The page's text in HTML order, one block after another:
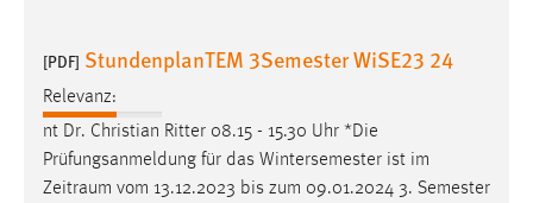
[PDF] StundenplanTEM 3Semester WiSE23 24
Relevanz:
nt Dr. Christian Ritter 08.15 - 15.30 Uhr *Die
Prüfungsanmeldung für das Wintersemester ist im
Zeitraum vom 13.12.2023 bis zum 09.01.2024 3. Semester